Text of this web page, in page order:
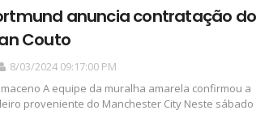
anuncia contratação do
Couto
8/03/2024 09:17:00 PM
A equipe da muralha amarela confirmou a
proveniente do Manchester City Neste sábado